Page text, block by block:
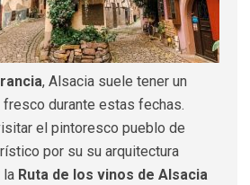
, Alsacia suele tener un
durante estas fechas.
el pintoresco pueblo de
por su su arquitectura
la Ruta de los vinos de Alsacia